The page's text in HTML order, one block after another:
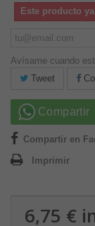
Este producto
Avísame cuando
Tweet
Compartir
Compartir en
Imprimir
6,75 €